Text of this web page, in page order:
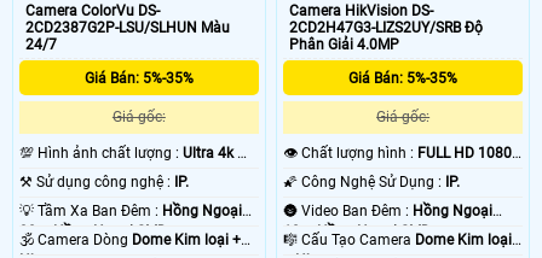
Camera ColorVu DS-
2CD2387G2P-LSU/SLHUN Màu
24/7
Giá Bán: 5%-35%
Giá gốc:
💯 Hình ảnh chất lượng : Ultra 4k 👍🏾
⚒ Sử dụng công nghệ : IP.
💡 Tầm Xa Ban Đêm : Hồng Ngoại
30m Hồng Ngoại SMD.
🕉️ Camera Dòng Dome Kim loại +
Camera HikVision DS-
2CD2H47G3-LIZS2UY/SRB Độ
Phân Giải 4.0MP
Giá Bán: 5%-35%
Giá gốc:
👁 Chất lượng hình : FULL HD 1080P
🌠 Công Nghệ Sử Dụng : IP.
🌚 Video Ban Đêm : Hồng Ngoại
10m Hồng Ngoại SMD.
🎼️ Cấu Tạo Camera Dome Kim loại